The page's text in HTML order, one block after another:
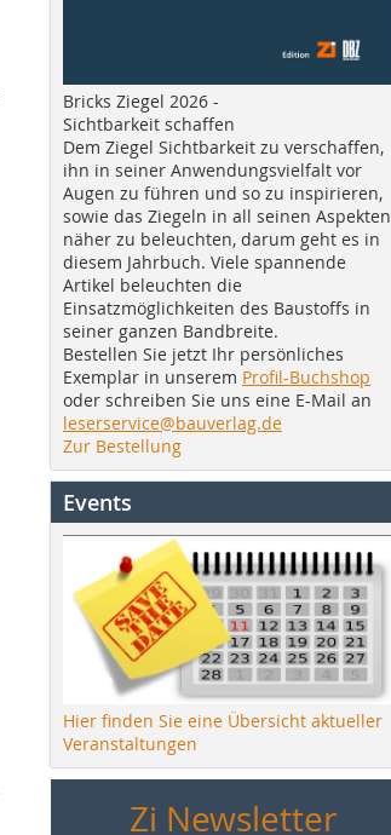
Bricks Ziegel 2026 -
Sichtbarkeit schaffen
Dem Ziegel Sichtbarkeit zu verschaffen,
ihn in seiner Anwendungsvielfalt vor
Augen zu führen und so zu inspirieren,
sowie das Ziegeln in all seinen Aspekten
näher zu beleuchten, darum geht es in
diesem Jahrbuch. Viele spannende
Artikel beleuchten die
Einsatzmöglichkeiten des Baustoffs in
seiner ganzen Bandbreite.
Bestellen Sie jetzt Ihr persönliches
Exemplar in unserem Profil-Buchshop
oder schreiben Sie uns eine E-Mail an
leserservice@bauverlag.de
Zur Bestellung
Events
Hier finden Sie eine Übersicht aktueller
Veranstaltungen
Zi Newsletter